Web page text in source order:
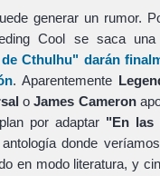
generar un rumor.
Cool se saca
Cthulhu" darán
. Aparentemente
oJames Cameron
por adaptar "En las
donde
en modo literatura, y